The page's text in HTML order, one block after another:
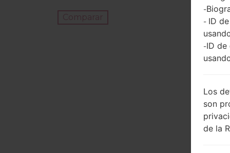
Comparar
-
- ID
-ID de
Los
son
de la